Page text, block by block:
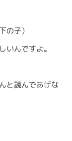
の子）
いんですよ。
と読んであげな